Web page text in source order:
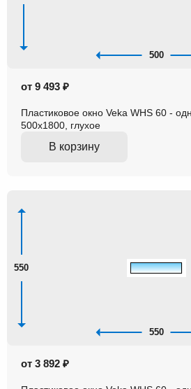
500
от 9 493 ₽
Пластиковое окно Veka WHS 60 -
500x1800, глухое
В корзину
550
550
от 3 892 ₽